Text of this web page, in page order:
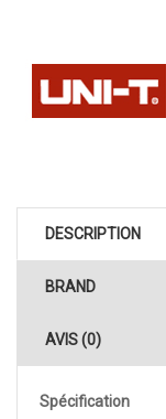
DESCRIPTION
BRAND
AVIS (0)
Spécification